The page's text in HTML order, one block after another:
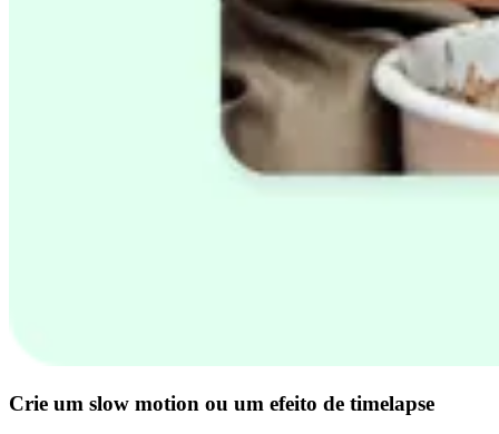
Crie um slow motion ou um efeito de timelapse